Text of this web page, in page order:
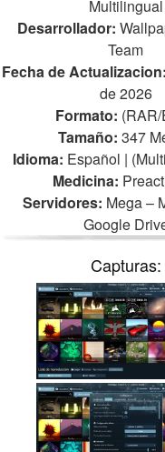
Multilingual
Desarrollador:
Team
Fecha de Actualizacion:
de 2026
Formato:
Tamaño: 347
Idioma: Español |
Medicina:
Servidores: Mega –
Google
Capturas: